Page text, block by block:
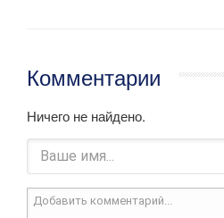
Комментарии
Ничего не найдено.